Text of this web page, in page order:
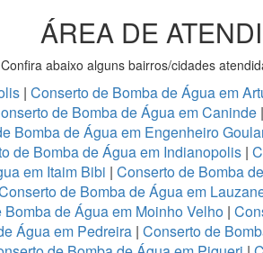
ÁREA DE
Confira abaixo alguns bairros/cidades
| Conserto de Bomba de Água em
de Bomba de Água em Caninde |
Bomba de Água em Engenheiro
de Bomba de Água em Indianopolis |
em Itaim Bibi | Conserto de Bomba
de Bomba de Água em
Bomba de Água em Moinho Velho |
Água em Pedreira | Conserto de